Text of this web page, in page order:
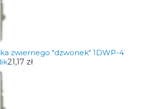
zwiernego "dzwonek" 1DWP-4
21,17 zł